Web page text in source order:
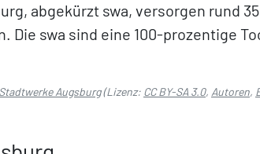
abgekürzt swa, versorgen rund
Die swa sind eine 100-prozentige
Stadtwerke Augsburg(Lizenz: CC BY-SA 3.0, Autoren,